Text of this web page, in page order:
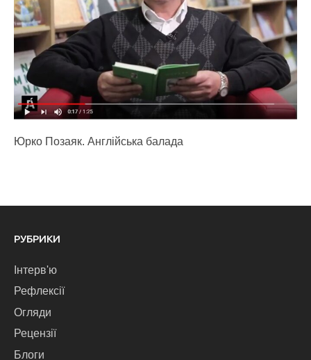
Юрко Позаяк. Англійська балада
РУБРИКИ
Інтерв'ю
Рефлексії
Огляди
Рецензії
Блоги